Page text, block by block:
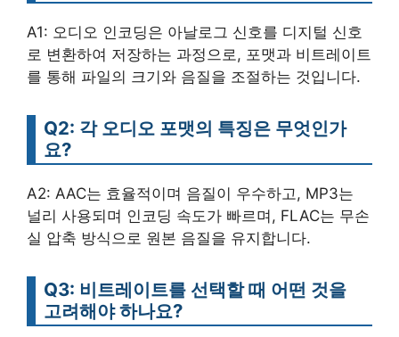
A1: 오디오 인코딩은 아날로그 신호를 디지털 신호
로 변환하여 저장하는 과정으로, 포맷과 비트레이트
를 통해 파일의 크기와 음질을 조절하는 것입니다.
Q2: 각 오디오 포맷의 특징은 무엇인가
요?
A2: AAC는 효율적이며 음질이 우수하고, MP3는
널리 사용되며 인코딩 속도가 빠르며, FLAC는 무손
실 압축 방식으로 원본 음질을 유지합니다.
Q3: 비트레이트를 선택할 때 어떤 것을
고려해야 하나요?